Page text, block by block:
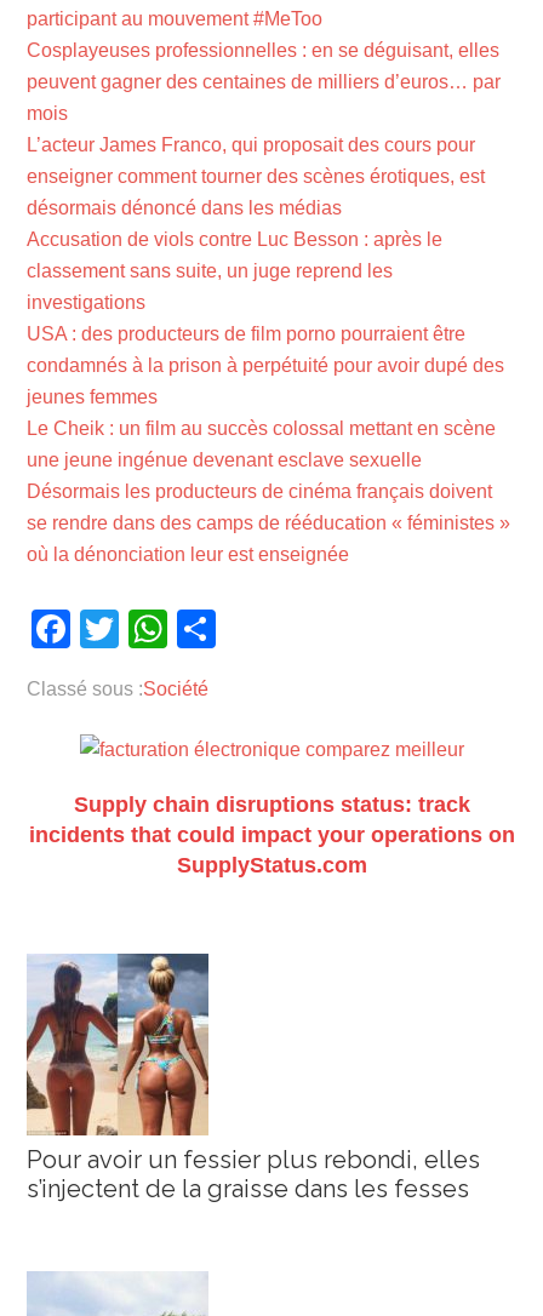
participant au mouvement #MeToo
Cosplayeuses professionnelles : en se déguisant, elles
peuvent gagner des centaines de milliers d’euros… par
mois
L’acteur James Franco, qui proposait des cours pour
enseigner comment tourner des scènes érotiques, est
désormais dénoncé dans les médias
Accusation de viols contre Luc Besson : après le
classement sans suite, un juge reprend les
investigations
USA : des producteurs de film porno pourraient être
condamnés à la prison à perpétuité pour avoir dupé des
jeunes femmes
Le Cheik : un film au succès colossal mettant en scène
une jeune ingénue devenant esclave sexuelle
Désormais les producteurs de cinéma français doivent
se rendre dans des camps de rééducation « féministes »
où la dénonciation leur est enseignée
Facebook
TwitterWhatsApp
Classé sous :Société
Supply chain disruptions status: track
incidents that could impact your operations on
SupplyStatus.com
Pour avoir un fessier plus rebondi, elles
s’injectent de la graisse dans les fesses